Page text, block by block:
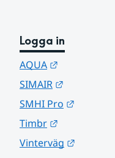
Logga in
AQUA
SIMAIR
SMHI Pro
Timbr
Vinterväg